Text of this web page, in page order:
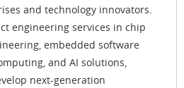
and technology innovators.
engineering services in chip
embedded software
and AI solutions,
next-generation